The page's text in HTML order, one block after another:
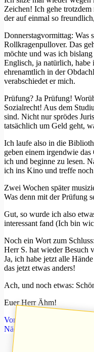
Zeichen! Ich gehe
der auf einmal so
Donnerstagvormittag: Was
Rollkragenpullover. Das
möchte und was ich
Englisch, ja natürlich, habe
ehrenamtlich in der
verabschiedet er mich.
Prüfung? Ja Prüfung!
Sozialrecht! Aus dem
sind. Nicht nur sprödes
tatsächlich um Geld geht,
Ich laufe also in die
geben einem irgendwie
ich und beginne zu lesen.
ich ins Kino und treffe
Zwei Wochen später
Was denn mit der Prüfung
Gut, so wurde ich also
interessant fand (Ich bin
Noch ein Wort zum
Herr S. hat wieder Besuch
Ja, ich habe jetzt alle
das jetzt etwas anders!
Ach, und noch etwas:
Euer Herr Ähm!
Vorheriger
Nächster